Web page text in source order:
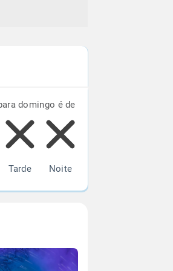
domingo é de
Tarde Noite